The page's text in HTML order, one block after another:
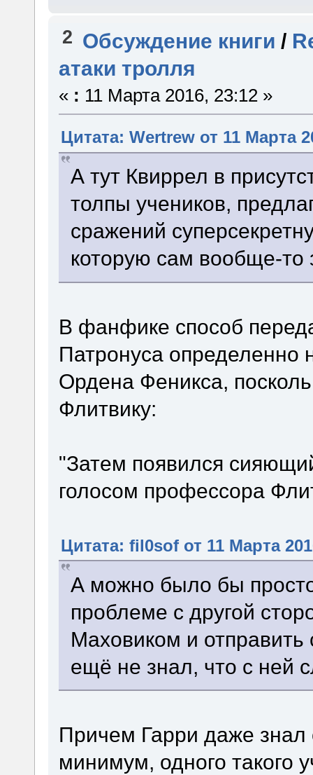
2 Обсуждение книги /
атаки тролля
« : 11 Марта 2016, 23:12 »
Цитата: Wertrew от 11 Марта
А тут Квиррел в
толпы учеников,
сражений
которую сам вообще-то
В фанфике способ
Патронуса определенно
Ордена Феникса,
Флитвику:
"Затем появился
голосом профессора
Цитата: fil0sof от 11 Марта
А можно было бы
проблеме с другой
Маховиком и
ещё не знал, что с ней
Причем Гарри даже знал
минимум, одного такого